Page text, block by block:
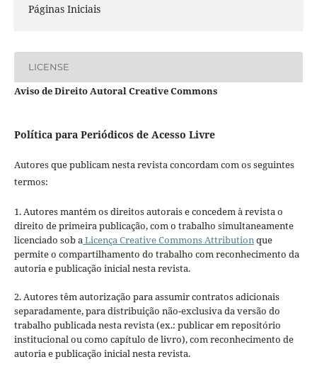
Páginas Iniciais
LICENSE
Aviso de Direito Autoral Creative Commons
Política para Periódicos de Acesso Livre
Autores que publicam nesta revista concordam com os seguintes
termos:
1. Autores mantém os direitos autorais e concedem à revista o
direito de primeira publicação, com o trabalho simultaneamente
licenciado sob aLicença Creative Commons Attributionque
permite o compartilhamento do trabalho com reconhecimento da
autoria e publicação inicial nesta revista.
2. Autores têm autorização para assumir contratos adicionais
separadamente, para distribuição não-exclusiva da versão do
trabalho publicada nesta revista (ex.: publicar em repositório
institucional ou como capítulo de livro), com reconhecimento de
autoria e publicação inicial nesta revista.